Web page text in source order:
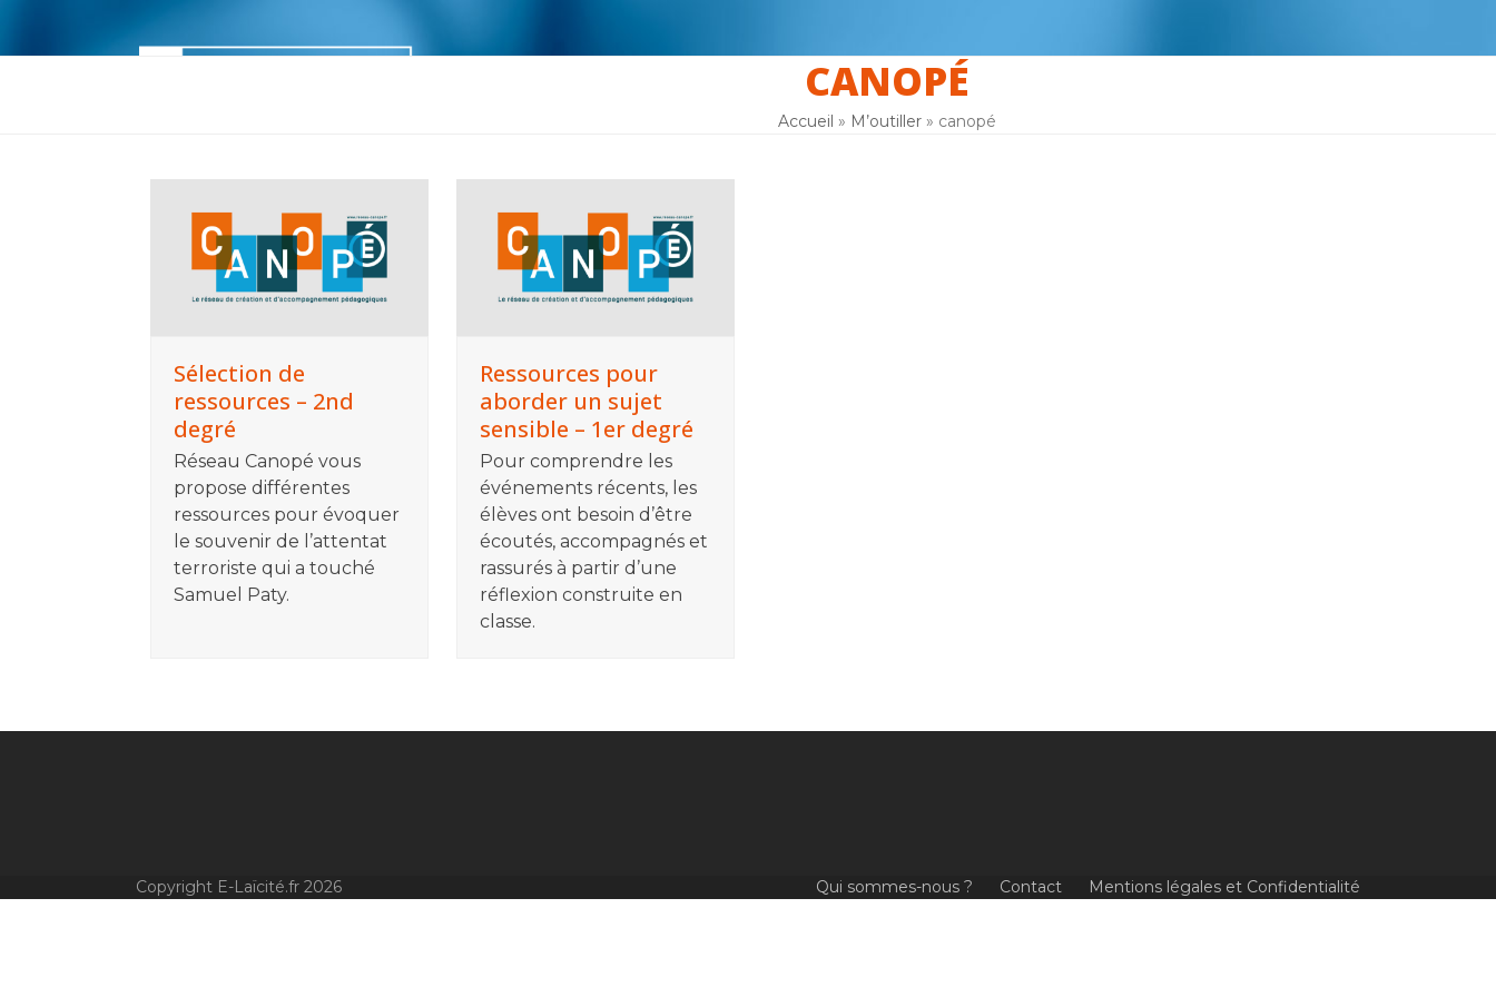
Inscription
CANOPÉ
Accueil » M’outiller » canopé
Sélection de
ressources – 2nd
degré
Réseau Canopé vous
propose différentes
ressources pour évoquer
le souvenir de l’attentat
terroriste qui a touché
Samuel Paty.
Ressources pour
aborder un sujet
sensible – 1er degré
Pour comprendre les
événements récents, les
élèves ont besoin d’être
écoutés, accompagnés et
rassurés à partir d’une
réflexion construite en
classe.
Copyright E-Laïcité.fr 2026 Qui sommes-nous ? Contact Mentions légales et Confidentialité